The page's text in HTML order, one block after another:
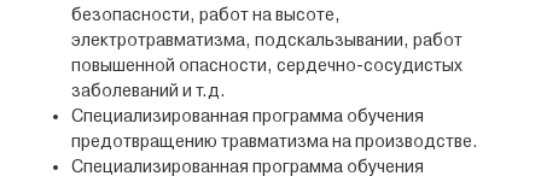
безопасности, работ на высоте,
электротравматизма, подскальзывании, работ
повышенной опасности, сердечно-сосудистых
заболеваний и т.д.
Специализированная программа обучения
предотвращению травматизма на производстве.
Специализированная программа обучения